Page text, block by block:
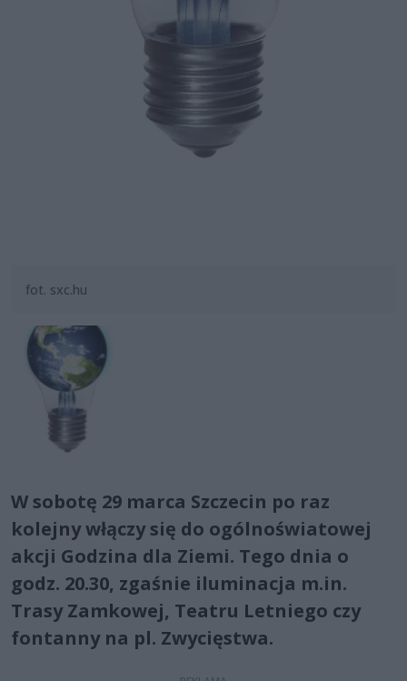
fot. sxc.hu
W sobotę 29 marca Szczecin po raz
kolejny włączy się do ogólnoświatowej
akcji Godzina dla Ziemi. Tego dnia o
godz. 20.30, zgaśnie iluminacja m.in.
Trasy Zamkowej, Teatru Letniego czy
fontanny na pl. Zwycięstwa.